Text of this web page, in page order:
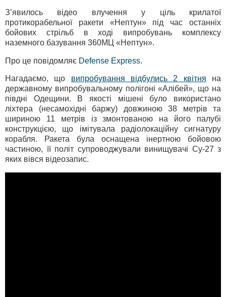
З’явилось відео влучення у ціль крилатої
протикорабельної ракети «Нептун» під час останніх
бойових стрільб в ході випробувань комплексу
наземного базування 360МЦ «Нептун».
Про це повідомляє Defense Express.
Нагадаємо, що випробування відбулись 2 квітня на
державному випробувальному полігоні «Алібей», що на
півдні Одещини. В якості мішені було використано
ліхтера (несамохідні баржу) довжиною 38 метрів та
шириною 11 метрів із змонтованою на його палубі
конструкцією, що імітувала радіолокаційну сигнатуру
корабля. Ракета була оснащена інертною бойовою
частиною, її політ супроводжували винищувачі Су-27 з
яких вівся відеозапис.